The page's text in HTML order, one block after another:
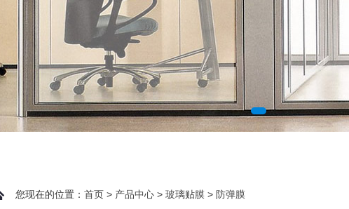
您现在的位置： 首页 > 产品中心 > 玻璃贴膜 > 防弹膜